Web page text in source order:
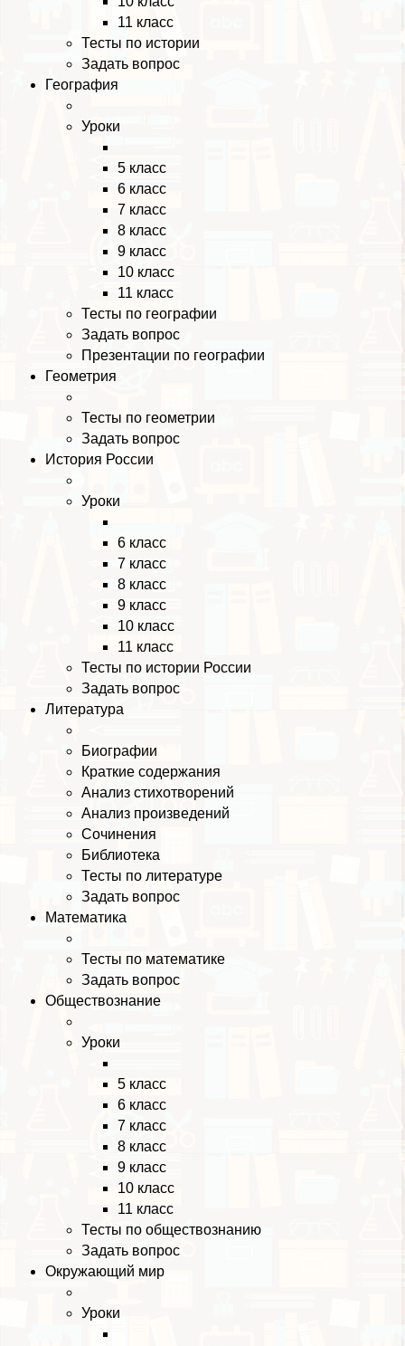
11 класс
Тесты по истории
Задать вопрос
География
Уроки
5 класс
6 класс
7 класс
8 класс
9 класс
10 класс
11 класс
Тесты по географии
Задать вопрос
Презентации по географии
Геометрия
Тесты по геометрии
Задать вопрос
История России
Уроки
6 класс
7 класс
8 класс
9 класс
10 класс
11 класс
Тесты по истории России
Задать вопрос
Литература
Биографии
Краткие содержания
Анализ стихотворений
Анализ произведений
Сочинения
Библиотека
Тесты по литературе
Задать вопрос
Математика
Тесты по математике
Задать вопрос
Обществознание
Уроки
5 класс
6 класс
7 класс
8 класс
9 класс
10 класс
11 класс
Тесты по обществознанию
Задать вопрос
Окружающий мир
Уроки